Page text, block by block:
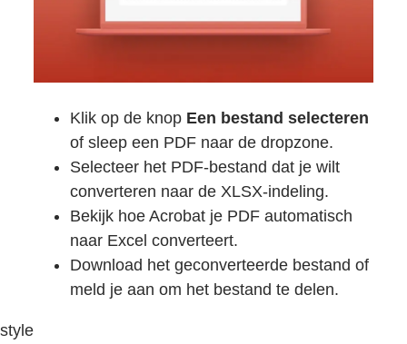
Klik op de knop Een bestand selecteren
of sleep een PDF naar de dropzone.
Selecteer het PDF-bestand dat je wilt
converteren naar de XLSX-indeling.
Bekijk hoe Acrobat je PDF automatisch
naar Excel converteert.
Download het geconverteerde bestand of
meld je aan om het bestand te delen.
style